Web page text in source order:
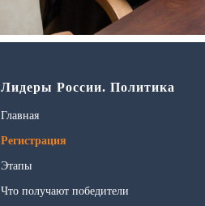
Лидеры России. Политика
Главная
Регистрация
Этапы
Что получают победители